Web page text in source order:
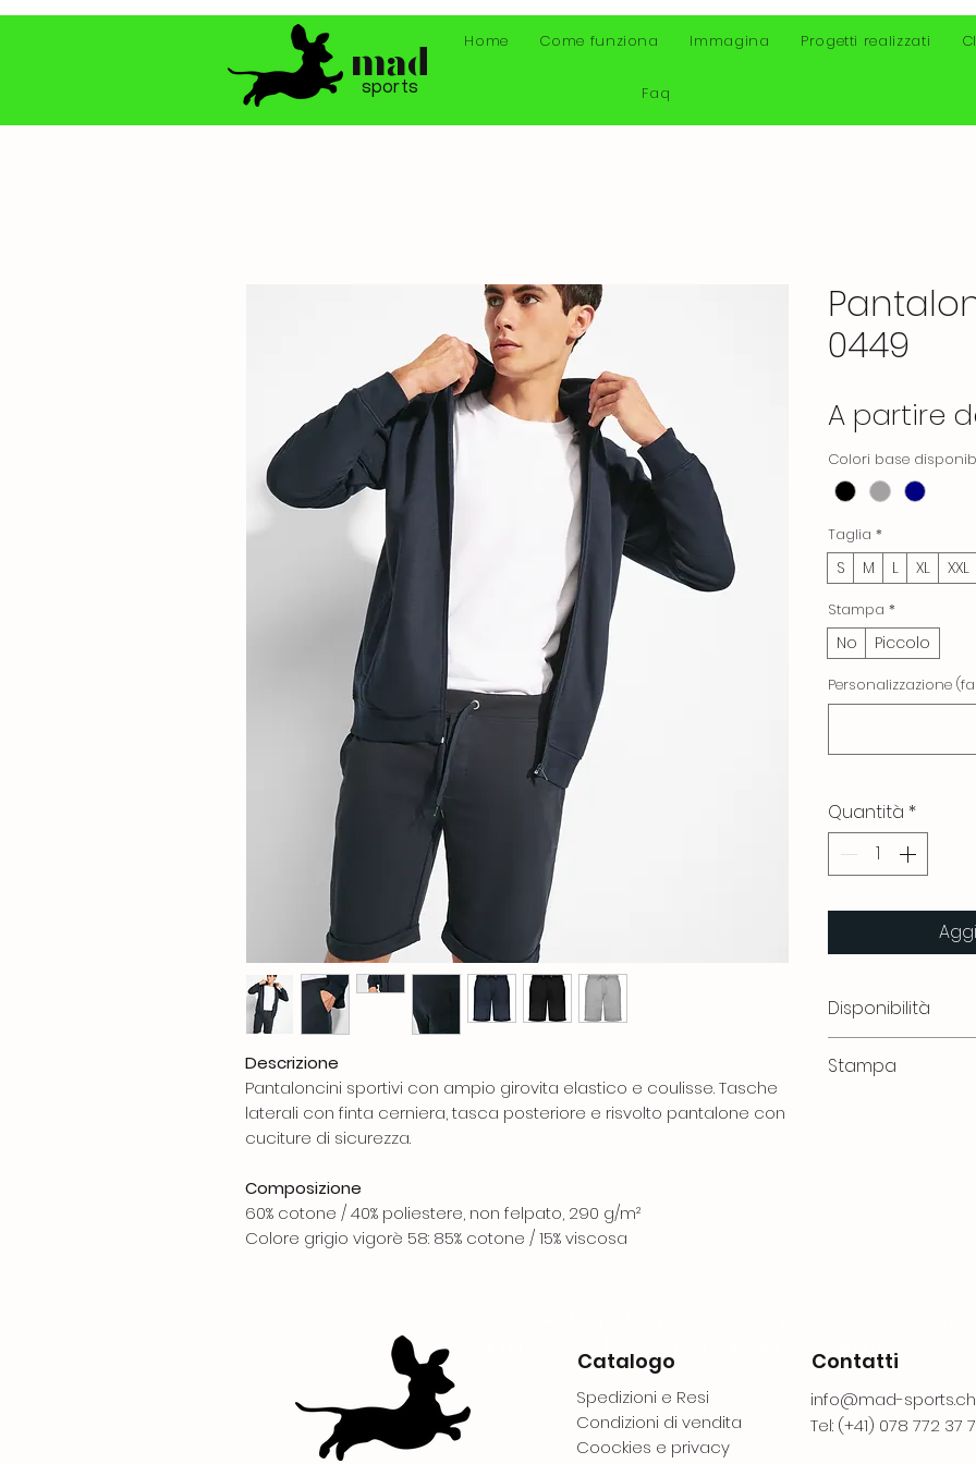
mad
sports
Home Come funziona Immagina Progetti realizzati
Faq
Descrizione
Pantaloncini sportivi con ampio girovita elastico e coulisse. Tasche
laterali con finta cerniera, tasca posteriore e risvolto pantalone con
cuciture di sicurezza.
Composizione
60% cotone / 40% poliestere, non felpato, 290 g/m²
Colore grigio vigorè 58: 85% cotone / 15% viscosa
0449
A partire
Colori base
Taglia *
S M L XL XXL
Stampa *
No Piccolo
Personalizzazione
Quantità *
Disponibilità
essere
Stampa
Catalogo
Spedizioni e Resi
Condizioni di vendita
Coockies e privacy
Contatti
info@mad-sports.ch
Tel: (+41) 078 772 37